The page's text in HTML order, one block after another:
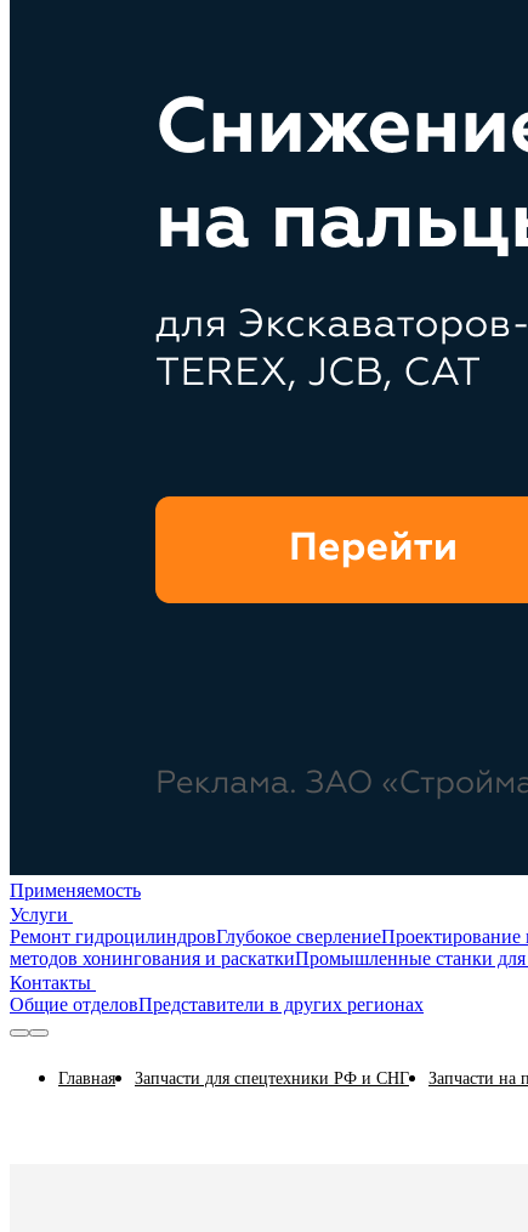
Применяемость
Услуги
Ремонт гидроцилиндровГлубокое сверлениеПроектирование
методов хонингования и раскаткиПромышленные станки для
Контакты
Общие отделовПредставители в других регионах
Главная Запчасти для спецтехники РФ и СНГ Запчасти на